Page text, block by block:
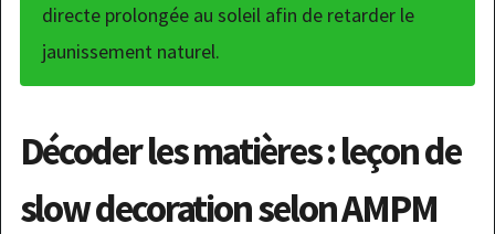
directe prolongée au soleil afin de retarder le
jaunissement naturel.
Décoder les matières : leçon de
slow decoration selon AMPM